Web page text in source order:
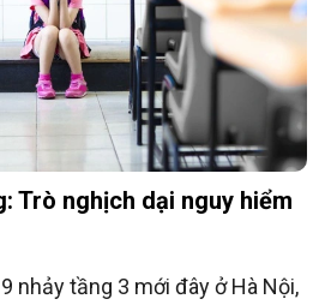
Trò nghịch dại nguy hiểm
nhảy tầng 3 mới đây ở Hà Nội,